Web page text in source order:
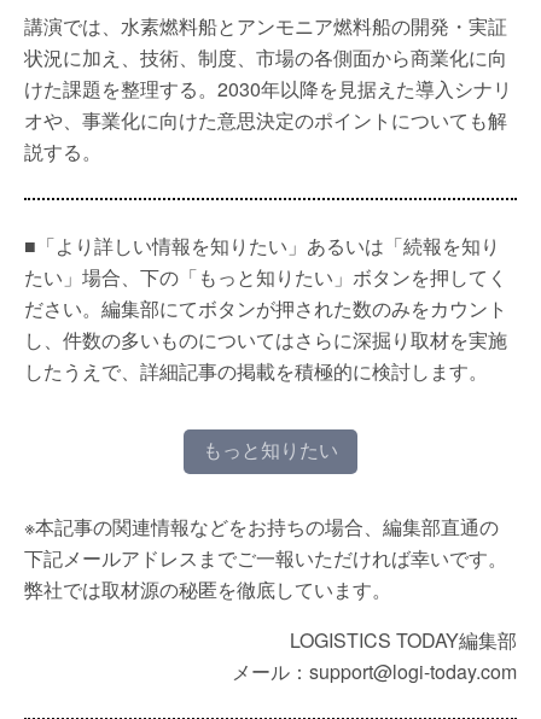
講演では、水素燃料船とアンモニア燃料船の開発・実証
状況に加え、技術、制度、市場の各側面から商業化に向
けた課題を整理する。2030年以降を見据えた導入シナリ
オや、事業化に向けた意思決定のポイントについても解
説する。
■「より詳しい情報を知りたい」あるいは「続報を知り
たい」場合、下の「もっと知りたい」ボタンを押してく
ださい。編集部にてボタンが押された数のみをカウント
し、件数の多いものについてはさらに深掘り取材を実施
したうえで、詳細記事の掲載を積極的に検討します。
もっと知りたい
※本記事の関連情報などをお持ちの場合、編集部直通の
下記メールアドレスまでご一報いただければ幸いです。
弊社では取材源の秘匿を徹底しています。
LOGISTICS TODAY編集部
メール：support@logi-today.com